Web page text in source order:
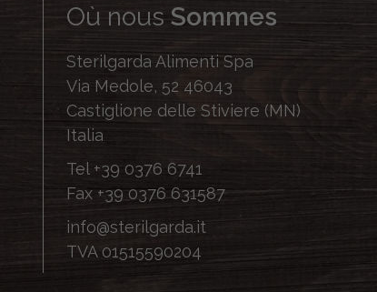
Où nousSommes
Sterilgarda Alimenti Spa
Via Medole, 52 46043
Castiglione delle Stiviere (MN)
Italia
Tel +39 0376 6741
Fax +39 0376 631587
info@sterilgarda.it
TVA 01515590204